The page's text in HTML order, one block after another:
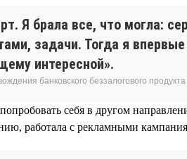
Я брала все, что могла:
задачи. Тогда я
интересной».
банковского беззалогового продукта
себя в другом
работала с рекламными